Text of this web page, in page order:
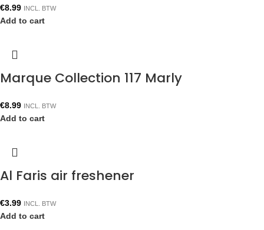
€8.99 INCL. BTW
Add to cart
Marque Collection 117 Marly
€8.99 INCL. BTW
Add to cart
Al Faris air freshener
€3.99 INCL. BTW
Add to cart